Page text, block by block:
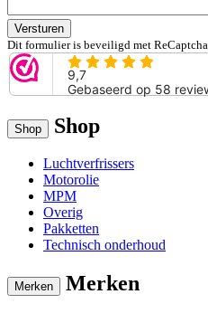
Versturen
Dit formulier is beveiligd met ReCaptcha.
Shop Shop
Luchtverfrissers
Motorolie
MPM
Overig
Pakketten
Technisch onderhoud
Merken Merken